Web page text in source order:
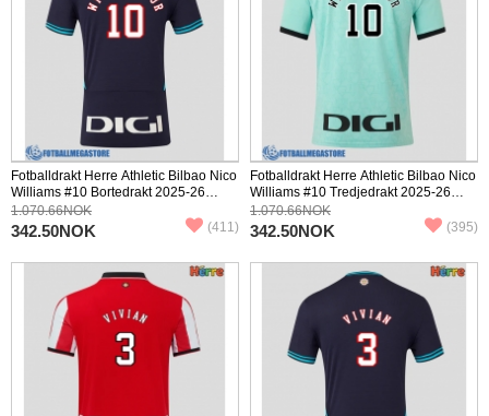
Fotballdrakt Herre Athletic Bilbao Nico
Williams #10 Bortedrakt 2025-26
Kortermet
1.070.66NOK
342.50NOK (411)
Fotballdrakt Herre Athletic Bilbao Nico
Williams #10 Tredjedrakt 2025-26
Kortermet
1.070.66NOK
342.50NOK (395)